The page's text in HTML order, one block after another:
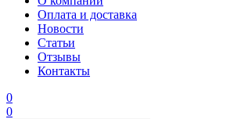
Оплата и доставка
Новости
Статьи
Отзывы
Контакты
0
0